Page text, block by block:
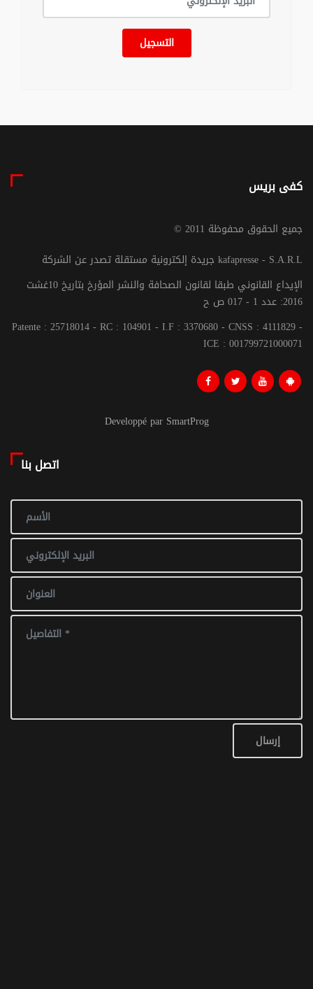
التسجيل
كفى بريس
© جميع الحقوق محفوظة 2011
جريدة إلكترونية مستقلة تصدر عن الشركة kafapresse - S.A.R.L
الإيداع القانوني طبقا لقانون الصحافة والنشر المؤرخ بتاريخ 10غشت
2016: عدد 1 - 017 ص ح
Patente : 25718014 - RC : 104901 - I.F : 3370680 - CNSS : 4111829 -
ICE : 001799721000071
Developpé par SmartProg
اتصل بنا